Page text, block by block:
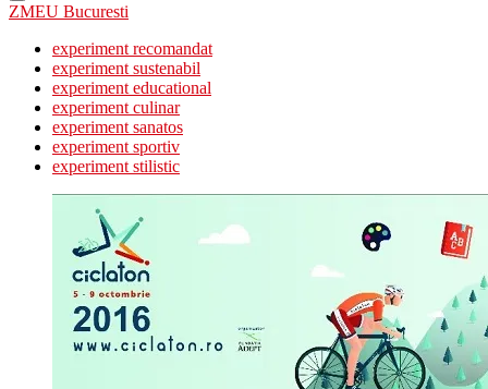
ZMEU Bucuresti
experiment recomandat
experiment sustenabil
experiment educational
experiment culinar
experiment sanatos
experiment sportiv
experiment stilistic